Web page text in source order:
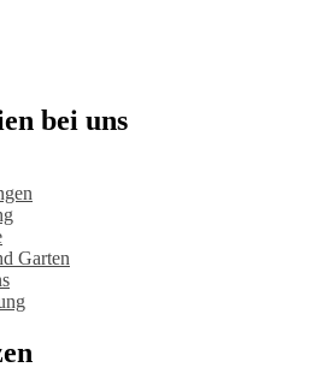
bei uns
Garten